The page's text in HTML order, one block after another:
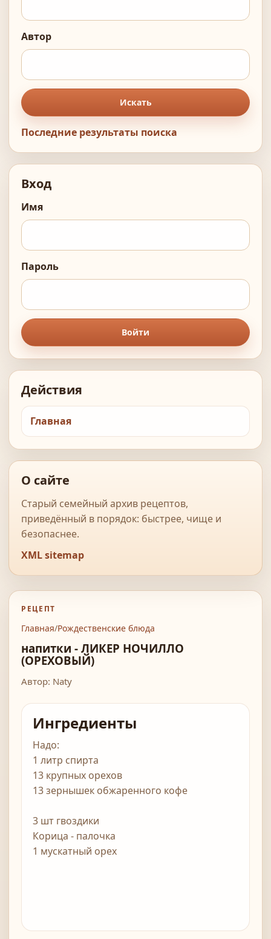
Автор
Искать
Последние результаты поиска
Вход
Имя
Пароль
Войти
Действия
Главная
О сайте
Старый семейный архив рецептов,
приведённый в порядок: быстрее, чище и
безопаснее.
XML sitemap
РЕЦЕПТ
Главная/Рождественские блюда
напитки - ЛИКЕР НОЧИЛЛО
(ОРЕХОВЫЙ)
Автор: Naty
Ингредиенты
Надо:
1 литр спирта
13 крупных орехов
13 зернышек обжаренного кофе
3 шт гвоздики
Корица - палочка
1 мускатный орех